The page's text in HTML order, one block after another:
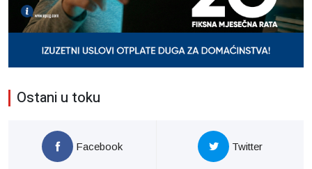
Ostani u toku
Facebook Twitter